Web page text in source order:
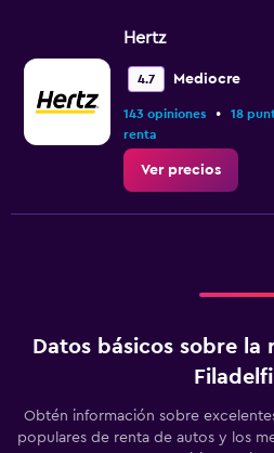
Hertz
4.7 Mediocre
143 opiniones •
18
renta
Ver precios
Datos básicos sobre la
Obtén información sobre
populares de renta de autos y los